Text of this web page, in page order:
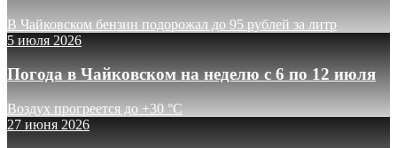
В Чайковском бензин подорожал до 95 рублей за литр
5 июля 2026
Погода в Чайковском на неделю с 6 по 12 июля
Воздух прогреется до +30 °C
27 июня 2026